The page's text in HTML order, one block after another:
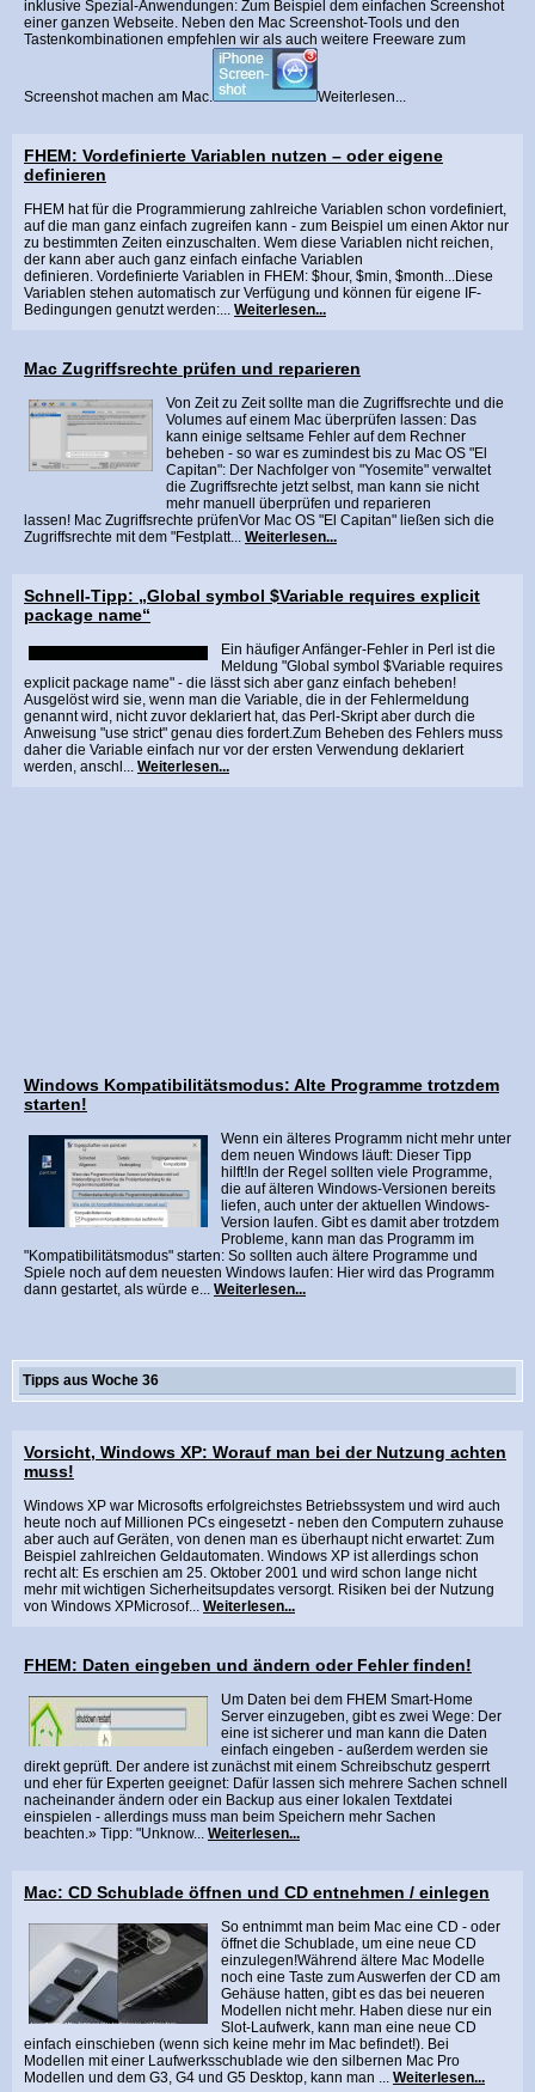
inklusive Spezial-Anwendungen: Zum Beispiel dem einfachen Screenshot
einer ganzen Webseite. Neben den Mac Screenshot-Tools und den
Tastenkombinationen empfehlen wir als auch weitere Freeware zum
Screenshot machen am Mac. Weiterlesen...
FHEM: Vordefinierte Variablen nutzen – oder eigene
definieren
FHEM hat für die Programmierung zahlreiche Variablen schon vordefiniert,
auf die man ganz einfach zugreifen kann - zum Beispiel um einen Aktor nur
zu bestimmten Zeiten einzuschalten. Wem diese Variablen nicht reichen,
der kann aber auch ganz einfach einfache Variablen
definieren. Vordefinierte Variablen in FHEM: $hour, $min, $month...Diese
Variablen stehen automatisch zur Verfügung und können für eigene IF-
Bedingungen genutzt werden:... Weiterlesen...
Mac Zugriffsrechte prüfen und reparieren
Von Zeit zu Zeit sollte man die Zugriffsrechte und die
Volumes auf einem Mac überprüfen lassen: Das
kann einige seltsame Fehler auf dem Rechner
beheben - so war es zumindest bis zu Mac OS "El
Capitan": Der Nachfolger von "Yosemite" verwaltet
die Zugriffsrechte jetzt selbst, man kann sie nicht
mehr manuell überprüfen und reparieren
lassen! Mac Zugriffsrechte prüfenVor Mac OS "El Capitan" ließen sich die
Zugriffsrechte mit dem "Festplatt... Weiterlesen...
Schnell-Tipp: „Global symbol $Variable requires explicit
package name“
Ein häufiger Anfänger-Fehler in Perl ist die
Meldung "Global symbol $Variable requires
explicit package name" - die lässt sich aber ganz einfach beheben!
Ausgelöst wird sie, wenn man die Variable, die in der Fehlermeldung
genannt wird, nicht zuvor deklariert hat, das Perl-Skript aber durch die
Anweisung "use strict" genau dies fordert.Zum Beheben des Fehlers muss
daher die Variable einfach nur vor der ersten Verwendung deklariert
werden, anschl... Weiterlesen...
Windows Kompatibilitätsmodus: Alte Programme trotzdem
starten!
Wenn ein älteres Programm nicht mehr unter
dem neuen Windows läuft: Dieser Tipp
hilft!In der Regel sollten viele Programme,
die auf älteren Windows-Versionen bereits
liefen, auch unter der aktuellen Windows-
Version laufen. Gibt es damit aber trotzdem
Probleme, kann man das Programm im
"Kompatibilitätsmodus" starten: So sollten auch ältere Programme und
Spiele noch auf dem neuesten Windows laufen: Hier wird das Programm
dann gestartet, als würde e... Weiterlesen...
Tipps aus Woche 36
Vorsicht, Windows XP: Worauf man bei der Nutzung achten
muss!
Windows XP war Microsofts erfolgreichstes Betriebssystem und wird auch
heute noch auf Millionen PCs eingesetzt - neben den Computern zuhause
aber auch auf Geräten, von denen man es überhaupt nicht erwartet: Zum
Beispiel zahlreichen Geldautomaten. Windows XP ist allerdings schon
recht alt: Es erschien am 25. Oktober 2001 und wird schon lange nicht
mehr mit wichtigen Sicherheitsupdates versorgt. Risiken bei der Nutzung
von Windows XPMicrosof... Weiterlesen...
FHEM: Daten eingeben und ändern oder Fehler finden!
Um Daten bei dem FHEM Smart-Home
Server einzugeben, gibt es zwei Wege: Der
eine ist sicherer und man kann die Daten
einfach eingeben - außerdem werden sie
direkt geprüft. Der andere ist zunächst mit einem Schreibschutz gesperrt
und eher für Experten geeignet: Dafür lassen sich mehrere Sachen schnell
nacheinander ändern oder ein Backup aus einer lokalen Textdatei
einspielen - allerdings muss man beim Speichern mehr Sachen
beachten.» Tipp: "Unknow... Weiterlesen...
Mac: CD Schublade öffnen und CD entnehmen / einlegen
So entnimmt man beim Mac eine CD - oder
öffnet die Schublade, um eine neue CD
einzulegen!Während ältere Mac Modelle
noch eine Taste zum Auswerfen der CD am
Gehäuse hatten, gibt es das bei neueren
Modellen nicht mehr. Haben diese nur ein
Slot-Laufwerk, kann man eine neue CD
einfach einschieben (wenn sich keine mehr im Mac befindet!). Bei
Modellen mit einer Laufwerksschublade wie den silbernen Mac Pro
Modellen und dem G3, G4 und G5 Desktop, kann man ... Weiterlesen...